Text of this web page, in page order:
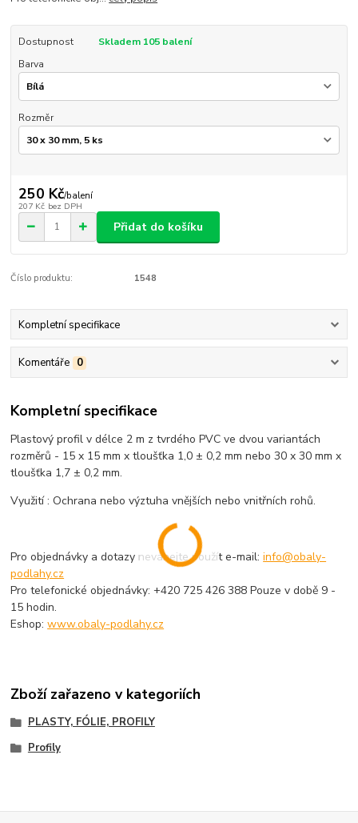
Dostupnost
Skladem 105 balení
Barva
Rozměr
250 Kč/balení
207 Kč bez DPH
Přidat do košíku
Číslo produktu: 1548
Kompletní specifikace
Komentáře 0
Kompletní specifikace
Plastový profil v délce 2 m z tvrdého PVC ve dvou variantách
rozměrů - 15 x 15 mm x tloušťka 1,0 ± 0,2 mm nebo 30 x 30 mm x
tloušťka 1,7 ± 0,2 mm.
Využití : Ochrana nebo výztuha vnějších nebo vnitřních rohů.
Pro objednávky a dotazy neváhejte použít e-mail:info@obaly-
podlahy.cz
Pro telefonické objednávky: +420 725 426 388 Pouze v době 9 -
15 hodin.
Eshop:www.obaly-podlahy.cz
Zboží zařazeno v kategoriích
PLASTY, FÓLIE, PROFILY
Profily